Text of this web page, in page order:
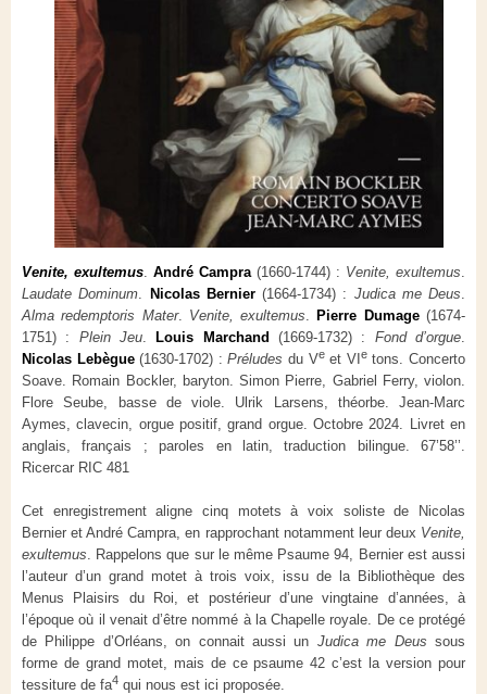
Venite, exultemus André Campra (1660-1744) : Venite, exultemus
Laudate Dominum
Nicolas Bernier(1664-1734) : Judica me Deus
Alma redemptoris Mater. Venite, exultemus .Pierre Dumage(1674-
1751) : Plein Jeu .Louis Marchand (1669-1732) : Fond d’orgue
Nicolas Lebègue(1630-1702) :Préludes du Veet VIetons. Concerto
Soave. Romain Bockler, baryton. Simon Pierre, Gabriel Ferry, violon.
Flore Seube, basse de viole. Ulrik Larsens, théorbe. Jean-Marc
Aymes, clavecin, orgue positif, grand orgue. Octobre 2024. Livret en
anglais, français ; paroles en latin, traduction bilingue. 67’58’’.
Ricercar RIC 481
Cet enregistrement aligne cinq motets à voix soliste de Nicolas
Bernier et André Campra, en rapprochant notamment leur deux Venite,
exultemus . Rappelons que sur le même Psaume 94, Bernier est aussi
l’auteur d’un grand motet à trois voix, issu de la Bibliothèque des
Menus Plaisirs du Roi, et postérieur d’une vingtaine d’années, à
l’époque où il venait d’être nommé à la Chapelle royale. De ce protégé
de Philippe d’Orléans, on connait aussi un Judica me Deus sous
forme de grand motet, mais de ce psaume 42 c’est la version pour
tessiture de fa4 qui nous est ici proposée.